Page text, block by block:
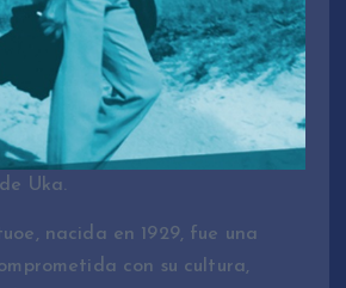
Uka.
nacida en 1929, fue una
con su cultura,